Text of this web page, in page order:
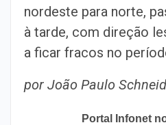
nordeste para norte,
à tarde, com direção
a ficar fracos no
por João Paulo
Portal Infonet